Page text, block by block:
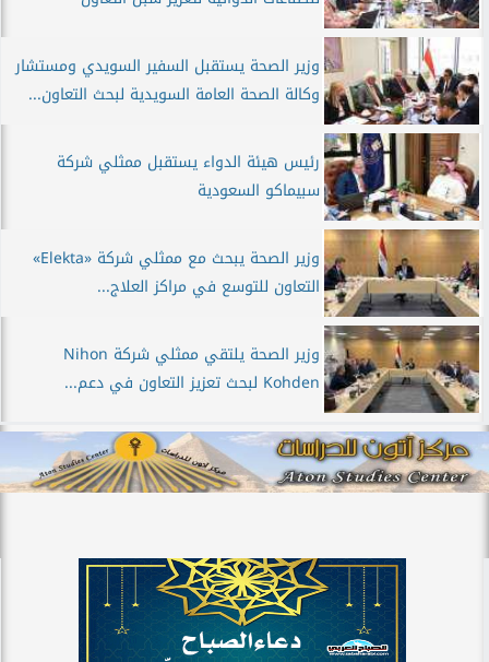
وزير الصحة يستقبل السفير السويدي ومستشار
وكالة الصحة العامة السويدية لبحث التعاون...
رئيس هيئة الدواء يستقبل ممثلي شركة
سبيماكو السعودية
وزير الصحة يبحث مع ممثلي شركة «Elekta»
التعاون للتوسع في مراكز العلاج...
وزير الصحة يلتقي ممثلي شركة Nihon
Kohden لبحث تعزيز التعاون في دعم...